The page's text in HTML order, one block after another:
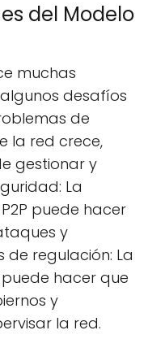
del Modelo
muchas
desafíos
de
la red crece,
gestionar y
La
puede hacer
y
de regulación: La
hacer que
y
la red.